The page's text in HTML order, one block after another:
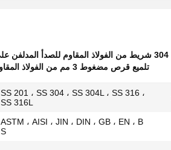
304 شريط من الفولاذ المقاوم للصدأ المدلفن على البارد
تلميع قرص مضغوط 3 مم من الفولاذ المقاوم للصدأ
SS 201 ، SS 304 ، SS 304L ، SS 316 ،
SS 316L
ASTM ، AISI ، JIN ، DIN ، GB ، EN ، B
S